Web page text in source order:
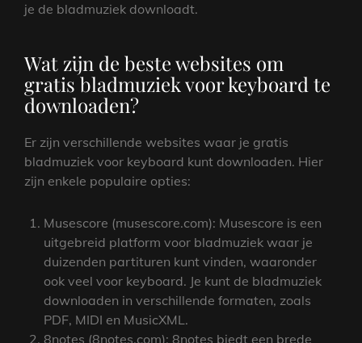
je de bladmuziek downloadt.
Wat zijn de beste websites om
gratis bladmuziek voor keyboard te
downloaden?
Er zijn verschillende websites waar je gratis
bladmuziek voor keyboard kunt downloaden. Hier
zijn enkele populaire opties:
Musescore (musescore.com): Musescore is een
uitgebreid platform voor bladmuziek waar je
duizenden partituren kunt vinden, waaronder
ook veel voor keyboard. Je kunt de bladmuziek
downloaden in verschillende formaten, zoals
PDF, MIDI en MusicXML.
8notes (8notes.com): 8notes biedt een brede